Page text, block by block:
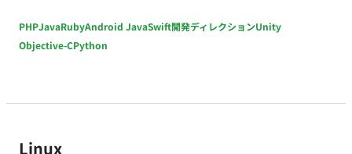
PHPJavaRubyAndroid JavaSwift開発ディレクションUnity
Objective-CPython
Linux